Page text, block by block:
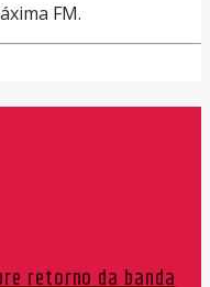
FM.
retorno da banda